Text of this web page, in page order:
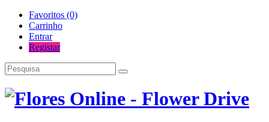
Favoritos (0)
Carrinho
Entrar
Registar